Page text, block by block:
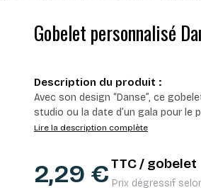
Gobelet personnalisé
Description du produit :
Avec son design “Danse”, ce
studio ou la date d’un gala pour le
Lire la description complète
2,29 €TTC / gobelet
Prix dégressif